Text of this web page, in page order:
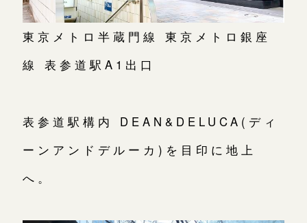
東京メトロ半蔵門線 東京メトロ銀座
線 表参道駅A1出口
表参道駅構内 DEAN&DELUCA(ディ
ーンアンドデルーカ)を目印に地上
へ。